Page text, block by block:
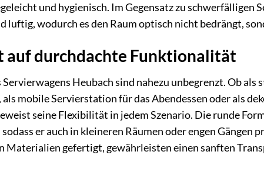
und hygienisch. Im Gegensatz zu schwerfälligen
luftig, wodurch es den Raum optisch nicht bedrängt,
durchdachte Funktionalität
Heubach sind nahezu unbegrenzt. Ob
als mobile Servierstation für das Abendessen oder als
seine Flexibilität in jedem Szenario. Die runde
er auch in kleineren Räumen oder engen
Materialien gefertigt, gewährleisten einen sanften